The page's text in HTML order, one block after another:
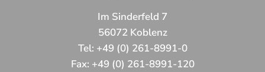
Im Sinderfeld 7
56072 Koblenz
Tel: +49 (0) 261-8991-0
Fax: +49 (0) 261-8991-120